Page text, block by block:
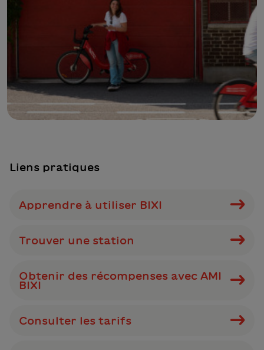
Liens pratiques
Apprendre à utiliser BIXI
Trouver une station
Obtenir des récompenses avec AMI
BIXI
Consulter les tarifs